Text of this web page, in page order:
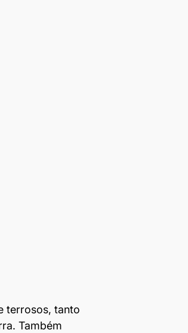
terrosos, tanto
Também